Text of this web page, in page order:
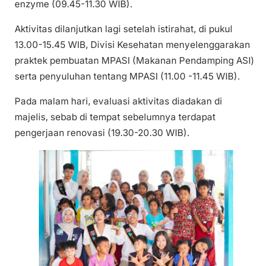
enzyme (09.45-11.30 WIB).
Aktivitas dilanjutkan lagi setelah istirahat, di pukul
13.00-15.45 WIB, Divisi Kesehatan menyelenggarakan
praktek pembuatan MPASI (Makanan Pendamping ASI)
serta penyuluhan tentang MPASI (11.00 -11.45 WIB).
Pada malam hari, evaluasi aktivitas diadakan di
majelis, sebab di tempat sebelumnya terdapat
pengerjaan renovasi (19.30-20.30 WIB).